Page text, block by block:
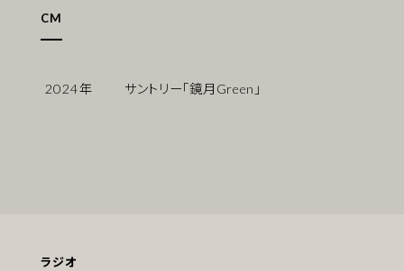
CM
2024年 サントリー「鏡月Green」
ラジオ